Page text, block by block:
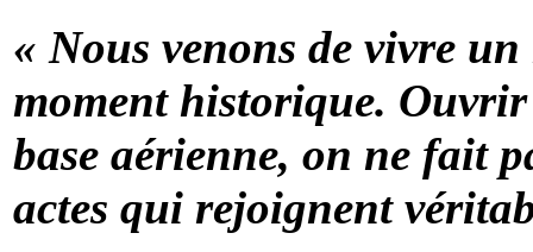
« Nous venons de vivre
moment historique.
base aérienne, on ne fait
actes qui rejoignent